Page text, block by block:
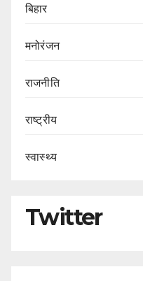
बिहार
मनोरंजन
राजनीति
राष्ट्रीय
स्वास्थ्य
Twitter